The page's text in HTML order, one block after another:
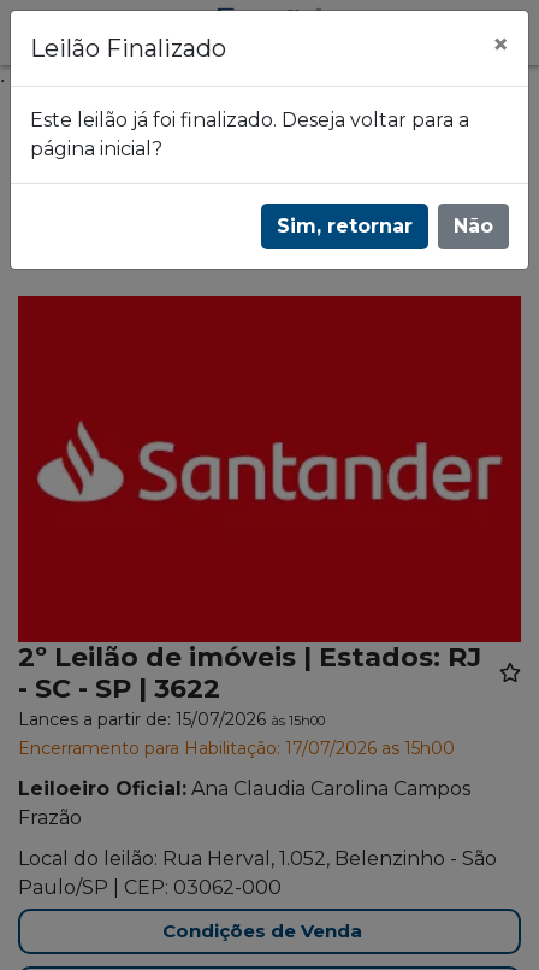
.
Frazão Leilões
2º Leilão de imóveis | Estados: RJ - SC - SP |
2º Leilão de imóveis | Estados: RJ
- SC - SP | 3622
Lances a partir de: 15/07/2026 às 15h00
Encerramento para Habilitação: 17/07/2026 as 15h00
Leiloeiro Oficial: Ana Claudia Carolina Campos
Frazão
Local do leilão: Rua Herval, 1.052, Belenzinho - São
Paulo/SP | CEP: 03062-000
Condições de Venda
Leilão Finalizado ×
Este leilão já foi finalizado. Deseja voltar para a
página inicial?
Sim, retornar Não